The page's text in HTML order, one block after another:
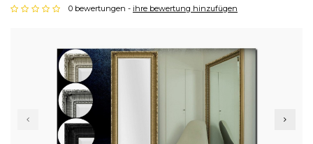
0 bewertungen - ihre bewertung hinzufügen